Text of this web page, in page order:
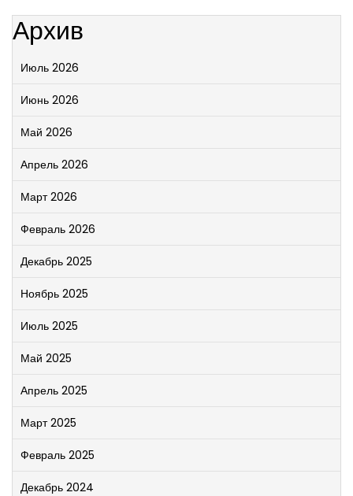
Архив
Июль 2026
Июнь 2026
Май 2026
Апрель 2026
Март 2026
Февраль 2026
Декабрь 2025
Ноябрь 2025
Июль 2025
Май 2025
Апрель 2025
Март 2025
Февраль 2025
Декабрь 2024